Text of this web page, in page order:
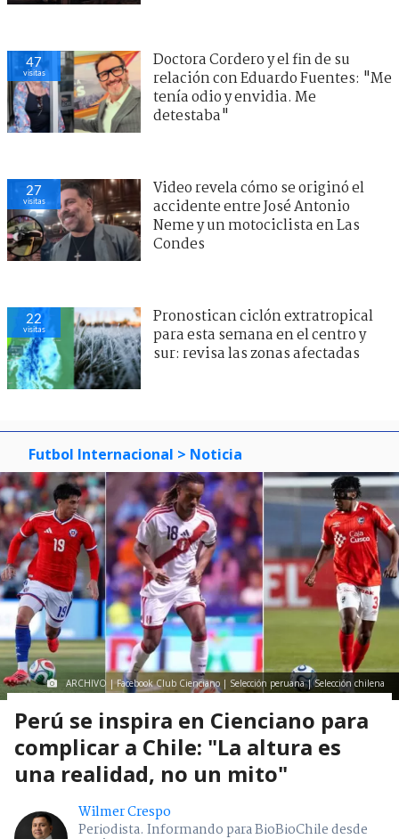
47
visitas
Doctora Cordero y el fin de su
relación con Eduardo Fuentes: "Me
tenía odio y envidia. Me
detestaba"
27
visitas
Video revela cómo se originó el
accidente entre José Antonio
Neme y un motociclista en Las
Condes
22
visitas
Pronostican ciclón extratropical
para esta semana en el centro y
sur: revisa las zonas afectadas
Futbol Internacional > Noticia
ARCHIVO | Facebook Club Cienciano | Selección peruana | Selección chilena
Perú se inspira en Cienciano para
complicar a Chile: "La altura es
una realidad, no un mito"
Wilmer Crespo
Periodista. Informando para BioBioChile desde